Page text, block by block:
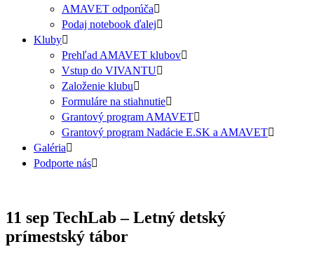
AMAVET odporúča
Podaj notebook ďalej
Kluby
Prehľad AMAVET klubov
Vstup do VIVANTU
Založenie klubu
Formuláre na stiahnutie
Grantový program AMAVET
Grantový program Nadácie E.SK a AMAVET
Galéria
Podporte nás
11 sep TechLab – Letný detský
prímestský tábor